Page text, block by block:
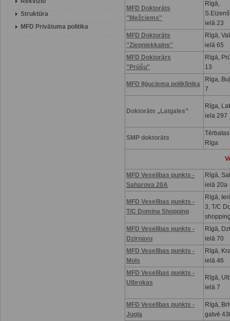
Struktūra
MFD Privātuma politika
MFD Doktorāts
''Mežciems''
Rīgā,
ielā 23
MFD Doktorāts
''Ziepniekkalns''
Rīgā,
ielā 65
MFD Doktorārs
"Prūšu"
Rīgā,
13
MFD Iļģuciema poliklīnika
Rīga,
7
Doktorāts „Latgales”
Rīga,
iela 297
SMP doktorāts
Rīga
MFD Veselības punkts -
Saharova 20A
Rīgā,
ielā 20a
MFD Veselības punkts -
T/C Domina Shopping
Rīgā,
3, T/C
MFD Veselības punkts -
Dzirnavu
Rīgā,
ielā 70
MFD Veselības punkts -
Mols
Rīgā,
ielā 46
MFD Veselības punkts -
Ulbrokas
Rīgā,
ielā 7
MFD Veselības punkts -
Jugla
Rīgā,
gatvē